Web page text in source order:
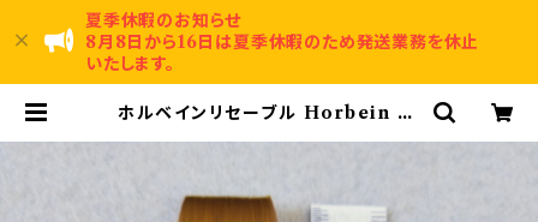
夏季休暇のお知らせ
8月8日から16日は夏季休暇のため発送業務を休止
いたします。
ホルベインリセーブル Horbein br